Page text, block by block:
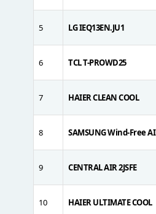
5 LG IEQ13EN.JU1
6 TCL T-PROWD25
7 HAIER CLEAN COOL
8 SAMSUNG Wind-Free AI
9 CENTRAL AIR 2JSFE
10 HAIER ULTIMATE COOL